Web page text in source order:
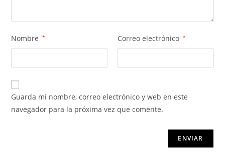
Nombre * Correo electrónico *
Guarda mi nombre, correo electrónico y web en este
navegador para la próxima vez que comente.